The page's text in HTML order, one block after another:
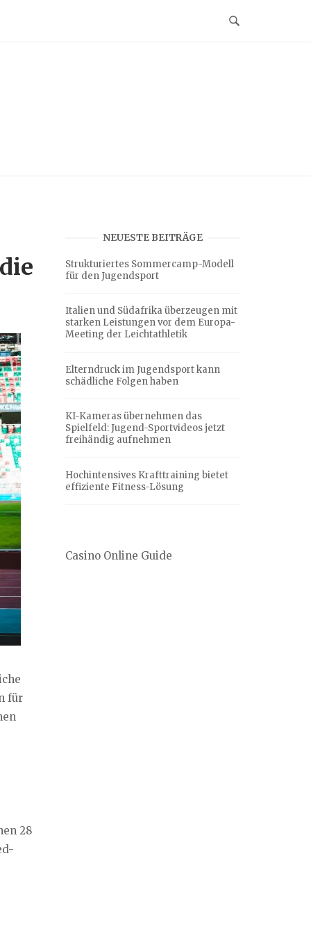
für
28
NEUESTE BEITRÄGE
Strukturiertes Sommercamp-Modell
für den Jugendsport
Italien und Südafrika überzeugen mit
starken Leistungen vor dem Europa-
Meeting der Leichtathletik
Elterndruck im Jugendsport kann
schädliche Folgen haben
KI-Kameras übernehmen das
Spielfeld: Jugend-Sportvideos jetzt
freihändig aufnehmen
Hochintensives Krafttraining bietet
effiziente Fitness-Lösung
Casino Online Guide